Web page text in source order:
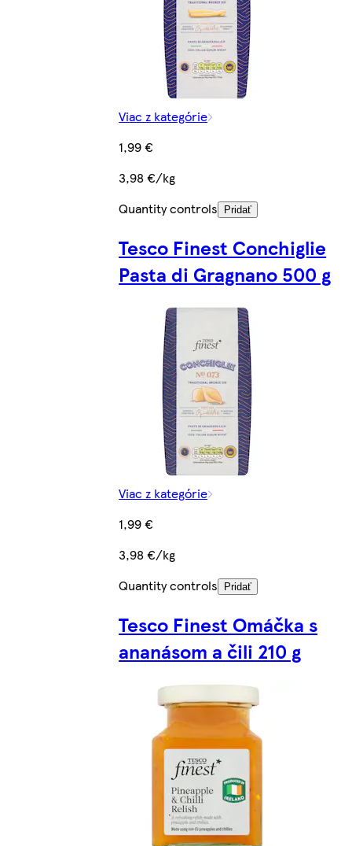
Viac z kategórie
1,99 €
3,98 €/kg
Quantity controls
Pridať
Tesco Finest Conchiglie
Pasta di Gragnano 500 g
Viac z kategórie
1,99 €
3,98 €/kg
Quantity controls
Pridať
Tesco Finest Omáčka s
ananásom a čili 210 g